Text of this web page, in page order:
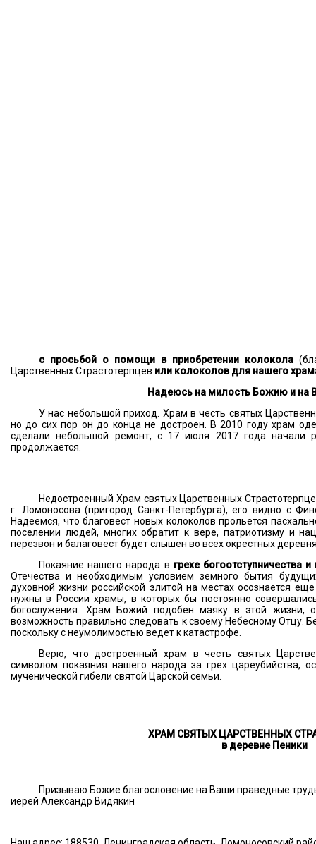
с просьбой о помощи в приобретении колокола
Царственных Страстотерпцев или колоколов для нашего
Надеюсь на милость Божию и на
У нас небольшой приход. Храм в честь святых
но до сих пор он до конца не достроен. В 2010 году храм
сделали небольшой ремонт, с 17 июля 2017 года начали
продолжается.
Недостроенный Храм святых Царственных
г. Ломоносова (пригород Санкт-Петербурга), его видно с
Надеемся, что благовест новых колоколов прольется
поселении людей, многих обратит к вере, патриотизму и
перезвон и балаговест будет слышен во всех окрестных
Покаяние нашего народа в грехе богоотступничества и
Отечества и необходимым условием земного бытия
духовной жизни российской элитой на местах осознается
нужны в России храмы, в которых бы постоянно
богослужения. Храм Божий подобен маяку в этой жизни,
возможность правильно следовать к своему Небесному Отцу.
поскольку с неумолимостью ведет к катастрофе.
Верю, что достроенный храм в честь святых
символом покаяния нашего народа за грех цареубийства,
мученической гибели святой Царской семьи.
ХРАМ СВЯТЫХ ЦАРСТВЕННЫХ
в деревне Пеники
Призываю Божие благословение на Ваши праведные
иерей Александр Видякин